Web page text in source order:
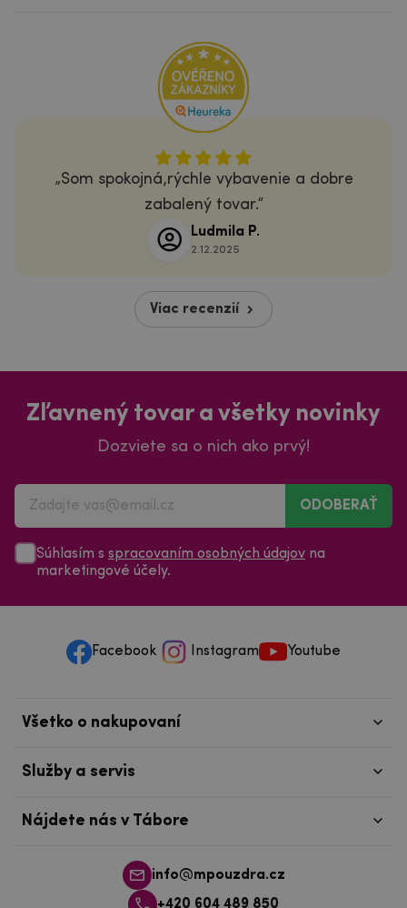
Som spokojná,rýchle vybavenie a dobre
zabalený tovar.
Ludmila P.
2.12.2025
Viac recenzií
Zľavnený tovar a všetky novinky
Dozviete sa o nich ako prvý!
ODOBERAŤ
Súhlasím s spracovaním osobných údajov na
marketingové účely.
Facebook Instagram Youtube
info@mpouzdra.cz
+420 604 489 850
Všetko o nakupovaní
Služby a servis
Nájdete nás v Tábore